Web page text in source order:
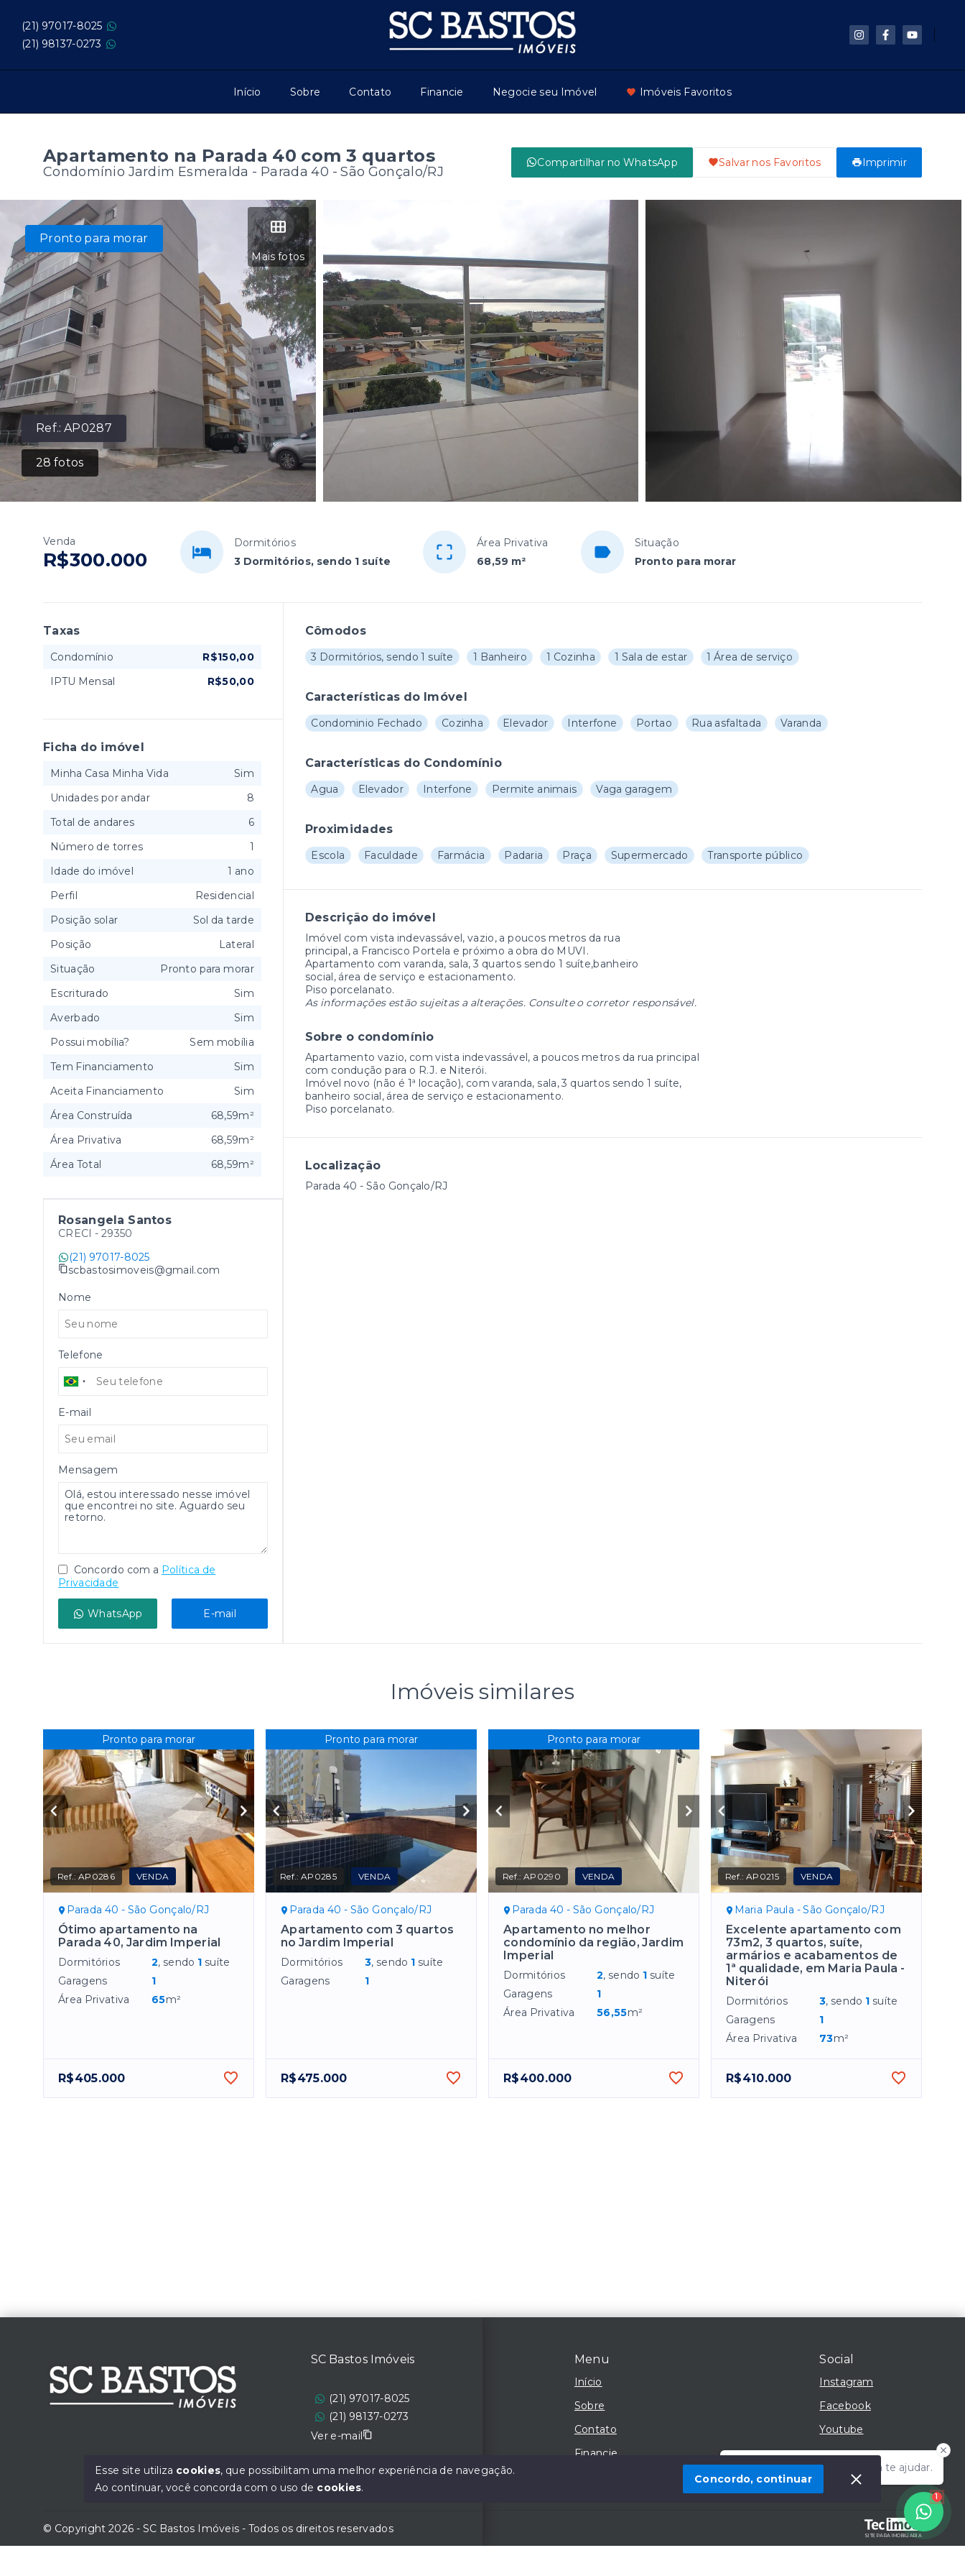
(21) 97017-8025
(21) 98137-0273
Início Sobre Contato Financie Negocie seu Imóvel Imóveis Favoritos
Apartamento na Parada 40 com 3 quartos
Condomínio Jardim Esmeralda - Parada 40 - São Gonçalo/RJ
Compartilhar no WhatsApp Salvar nos Favoritos Imprimir
Ref.:AP0287
28 fotos
Mais fotos
Pronto para morar
Venda
R$300.000
Dormitórios
3 Dormitórios, sendo 1 suíte
Área Privativa
68,59 m²
Situação
Pronto para morar
Cômodos
3 Dormitórios, sendo 1 suíte 1 Banheiro 1 Cozinha 1 Sala de estar 1 Área de serviço
Características do Imóvel
Condominio Fechado Cozinha Elevador Interfone Portao Rua asfaltada Varanda
Características do Condomínio
Agua Elevador Interfone Permite animais Vaga garagem
Proximidades
Escola Faculdade Farmácia Padaria Praça Supermercado Transporte público
Descrição do imóvel
Imóvel com vista indevassável, vazio, a poucos metros da rua
principal, a Francisco Portela e próximo a obra do MUVI.
Apartamento com varanda, sala, 3 quartos sendo 1 suíte,banheiro
social, área de serviço e estacionamento.
Piso porcelanato.
As informações estão sujeitas a alterações. Consulte o corretor responsável.
Sobre o condomínio
Apartamento vazio, com vista indevassável, a poucos metros da rua principal
com condução para o R.J. e Niterói.
Imóvel novo (não é 1ª locação), com varanda, sala, 3 quartos sendo 1 suíte,
banheiro social, área de serviço e estacionamento.
Piso porcelanato.
Localização
Parada 40 - São Gonçalo/RJ
Taxas
Condomínio
R$150,00
IPTU Mensal
R$50,00
Ficha do imóvel
Minha Casa Minha Vida
Sim
Unidades por andar
8
Total de andares
6
Número de torres
1
Idade do imóvel
1 ano
Perfil
Residencial
Posição solar
Sol da tarde
Posição
Lateral
Situação
Pronto para morar
Escriturado
Sim
Averbado
Sim
Possui mobília?
Sem mobília
Tem Financiamento
Sim
Aceita Financiamento
Sim
Área Construída
68,59m²
Área Privativa
68,59m²
Área Total
68,59m²
Rosangela Santos
CRECI - 29350
(21) 97017-8025
scbastosimoveis@gmail.com
Nome
Telefone
E-mail
Mensagem
Concordo com a Política de
Privacidade
WhatsApp E-mail
Imóveis similares
Pronto para morar
Ref.:AP0286 VENDA
Parada 40 - São Gonçalo/RJ
Ótimo apartamento na
Parada 40, Jardim Imperial
Dormitórios 2, sendo 1 suíte
Garagens
1
Área Privativa
65m²
R$405.000
Pronto para morar
Ref.:AP0285 VENDA
Parada 40 - São Gonçalo/RJ
Apartamento com 3 quartos
no Jardim Imperial
Dormitórios 3, sendo 1 suíte
Garagens
1
R$475.000
Pronto para morar
Ref.:AP0290 VENDA
Parada 40 - São Gonçalo/RJ
Apartamento no melhor
condomínio da região, Jardim
Imperial
Dormitórios 2, sendo 1 suíte
Garagens
1
Área Privativa
56,55m²
R$400.000
Ref.:AP0215 VENDA
Maria Paula - São Gonçalo/RJ
Excelente apartamento com
73m2, 3 quartos, suíte,
armários e acabamentos de
1ª qualidade, em Maria Paula -
Niterói
Dormitórios 3, sendo 1 suíte
Garagens
1
Área Privativa
73m²
R$410.000
Olá! Estamos disponíveis para te ajudar.
1
Menu
Início
Sobre
Contato
Financie
Social
Instagram
Facebook
Youtube
SITE PARA IMOBILIARIA
SC Bastos Imóveis
(21) 97017-8025
(21) 98137-0273
Ver e-mail
© Copyright 2026 - SC Bastos Imóveis - Todos os direitos reservados
Esse site utiliza cookies, que possibilitam uma melhor experiência de navegação.
Ao continuar, você concorda com o uso de cookies.
Concordo, continuar